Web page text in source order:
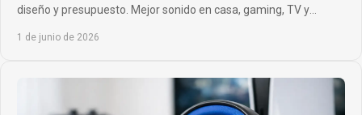
diseño y presupuesto. Mejor sonido en casa, gaming, TV y
1 de junio de 2026